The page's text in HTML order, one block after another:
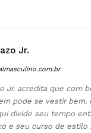
Jr.
Jr. acredita que com
pode se vestir bem.
divide seu tempo
e seu curso de estilo